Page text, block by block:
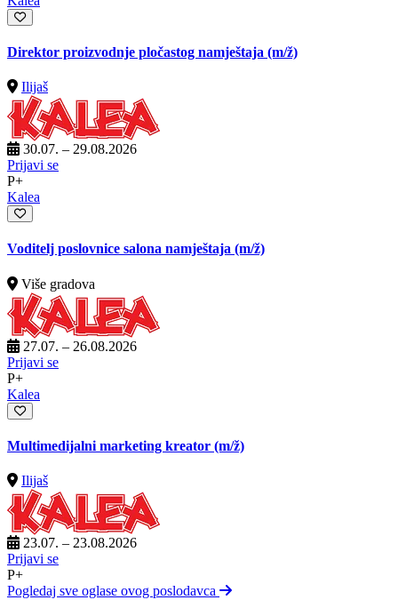
Direktor proizvodnje pločastog namještaja (m/ž)
Ilijaš
30.07. – 29.08.2026
Prijavi se
P+
Kalea
Voditelj poslovnice salona namještaja (m/ž)
Više gradova
27.07. – 26.08.2026
Prijavi se
P+
Kalea
Multimedijalni marketing kreator (m/ž)
Ilijaš
23.07. – 23.08.2026
Prijavi se
P+
Pogledaj sve oglase ovog poslodavca